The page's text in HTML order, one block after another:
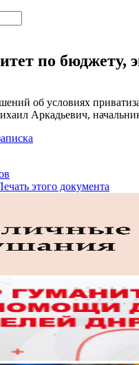
по бюджету,
об условиях
Аркадьевич,
этого документа